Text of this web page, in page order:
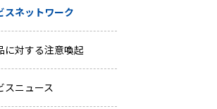
スネットワーク
に対する注意喚起
スニュース